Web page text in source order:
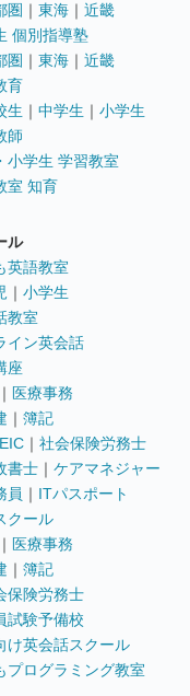
圏 ｜ 東海 ｜ 近畿
個別指導塾
圏 ｜ 東海 ｜ 近畿
育
生 ｜ 中学生 ｜ 小学生
師
小学生 学習教室
室 知育
ル
英語教室
｜ 小学生
教室
イン英会話
座
｜ 医療事務
｜ 簿記
｜ 社会保険労務士
書士 ｜ ケアマネジャー
員 ｜ ITパスポート
クール
｜ 医療事務
｜ 簿記
保険労務士
試験予備校
け英会話スクール
プログラミング教室